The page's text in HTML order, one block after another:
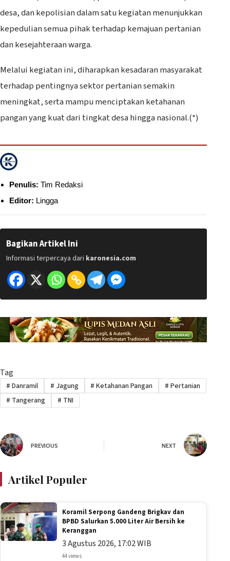
desa, dan kepolisian dalam satu kegiatan menunjukkan
kepedulian semua pihak terhadap kemajuan pertanian
dan kesejahteraan warga.
Melalui kegiatan ini, diharapkan kesadaran masyarakat
terhadap pentingnya sektor pertanian semakin
meningkat, serta mampu menciptakan ketahanan
pangan yang kuat dari tingkat desa hingga nasional.(*)
Penulis: Tim Redaksi
Editor: Lingga
Bagikan Artikel Ini
Informasi terpercaya dari karonesia.com
Tag
# Danramil # Jagung # Ketahanan Pangan # Pertanian
# Tangerang # TNI
PREVIOUS NEXT
Artikel Populer
Koramil Serpong Gandeng Brigkav dan
BPBD Salurkan 5.000 Liter Air Bersih ke
Keranggan
3 Agustus 2026, 17:02 WIB
44 views